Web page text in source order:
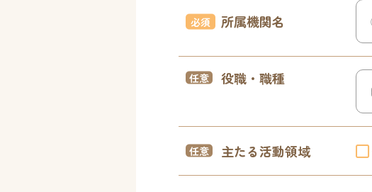
所属機関名
必須
役職・職種
主たる活動領域